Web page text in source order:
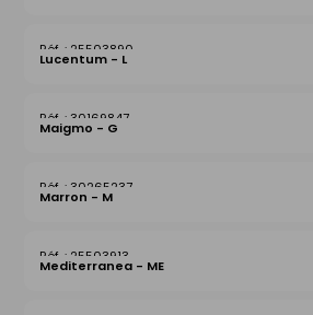
25503890
Lucentum - L
30169847
Maigmo - G
30265237
Marron - M
25503913
Mediterranea - ME